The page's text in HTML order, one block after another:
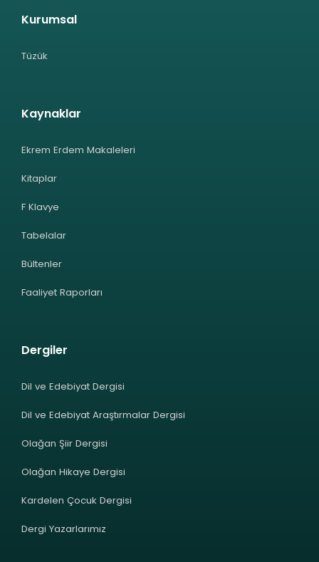
Kurumsal
Tüzük
Kaynaklar
Ekrem Erdem Makaleleri
Kitaplar
F Klavye
Tabelalar
Bültenler
Faaliyet Raporları
Dergiler
Dil ve Edebiyat Dergisi
Dil ve Edebiyat Araştırmalar Dergisi
Olağan Şiir Dergisi
Olağan Hikaye Dergisi
Kardelen Çocuk Dergisi
Dergi Yazarlarımız